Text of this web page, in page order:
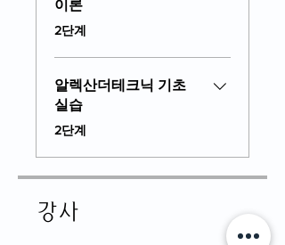
이론
.2단계
알렉산더테크닉 기초
실습
.2단계
강사